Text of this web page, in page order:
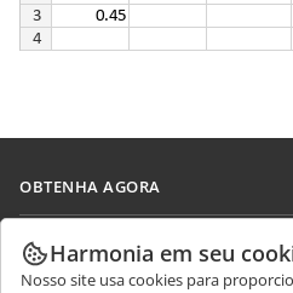
OBTENHA AGORA
Docs
DocSpace
COLABORAR
Para colaboradores
Harmonia em seu
Nosso site usa cookies para